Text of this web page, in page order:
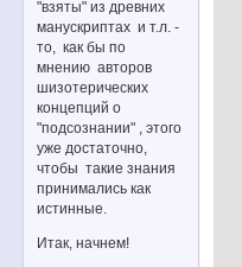
"взяты" из древних
манускриптах и т.л. -
то, как бы по
мнению авторов
шизотерических
концепций о
"подсознании" , этого
уже достаточно,
чтобы такие знания
принимались как
истинные.
Итак, начнем!